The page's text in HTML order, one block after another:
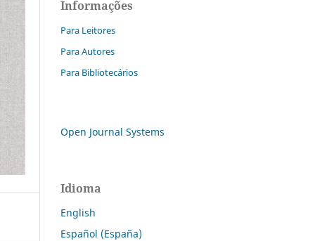
Informações
Para Leitores
Para Autores
Para Bibliotecários
Open Journal Systems
Idioma
English
Español (España)